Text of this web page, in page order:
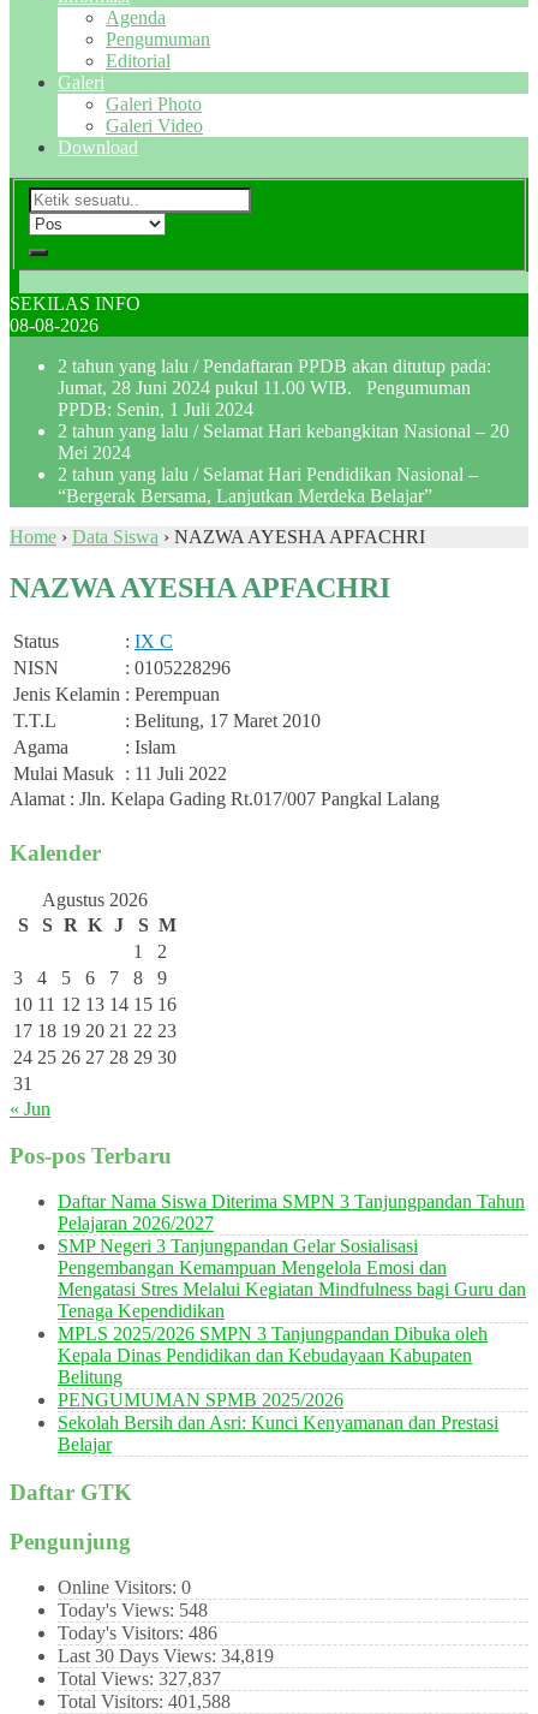
Agenda
Pengumuman
Editorial
Galeri
Galeri Photo
Galeri Video
Download
SEKILAS INFO
08-08-2026
2 tahun yang lalu / Pendaftaran PPDB akan ditutup pada:
Jumat, 28 Juni 2024 pukul 11.00 WIB. Pengumuman
PPDB: Senin, 1 Juli 2024
2 tahun yang lalu / Selamat Hari kebangkitan Nasional – 20
Mei 2024
2 tahun yang lalu / Selamat Hari Pendidikan Nasional –
“Bergerak Bersama, Lanjutkan Merdeka Belajar”
Home › Data Siswa › NAZWA AYESHA APFACHRI
NAZWA AYESHA APFACHRI
Status : IX C
NISN
: 0105228296
Jenis Kelamin : Perempuan
T.T.L
: Belitung, 17 Maret 2010
Agama
: Islam
Mulai Masuk : 11 Juli 2022
Alamat : Jln. Kelapa Gading Rt.017/007 Pangkal Lalang
Kalender
Agustus 2026
S
S R K J S M
1
2
3
4 5 6 7 8
9
10 11 12 13 14 15 16
17 18 19 20 21 22 23
24 25 26 27 28 29 30
31
« Jun
Pos-pos Terbaru
Daftar Nama Siswa Diterima SMPN 3 Tanjungpandan Tahun
Pelajaran 2026/2027
SMP Negeri 3 Tanjungpandan Gelar Sosialisasi
Pengembangan Kemampuan Mengelola Emosi dan
Mengatasi Stres Melalui Kegiatan Mindfulness bagi Guru dan
Tenaga Kependidikan
MPLS 2025/2026 SMPN 3 Tanjungpandan Dibuka oleh
Kepala Dinas Pendidikan dan Kebudayaan Kabupaten
Belitung
PENGUMUMAN SPMB 2025/2026
Sekolah Bersih dan Asri: Kunci Kenyamanan dan Prestasi
Belajar
Daftar GTK
Pengunjung
Online Visitors: 0
Today's Views: 548
Today's Visitors: 486
Last 30 Days Views: 34,819
Total Views: 327,837
Total Visitors: 401,588